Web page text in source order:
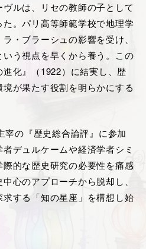
ルは、リセの教師の子として
。パリ高等師範学校で地理学
・ブラーシュの影響を受け、
いう視点を早くから養う。この
化』（1922）に結実し、歴
が果たす役割を明らかにする
宰の『歴史総合論評』に参加
デュルケームや経済学者シミ
的な歴史研究の必要性を痛感
心のアプローチから脱却し、
する「知の星座」を構想し始